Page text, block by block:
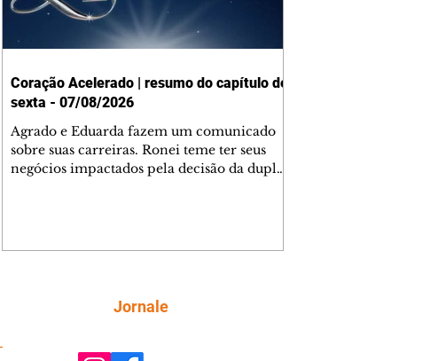
Coração Acelerado | resumo do capítulo de
sexta - 07/08/2026
Agrado e Eduarda fazem um comunicado
sobre suas carreiras. Ronei teme ter seus
negócios impactados pela decisão da dupla.
que se mudará de país, e Eduarda se
preocupa com Sol. Palhares desconfia de
Jornale